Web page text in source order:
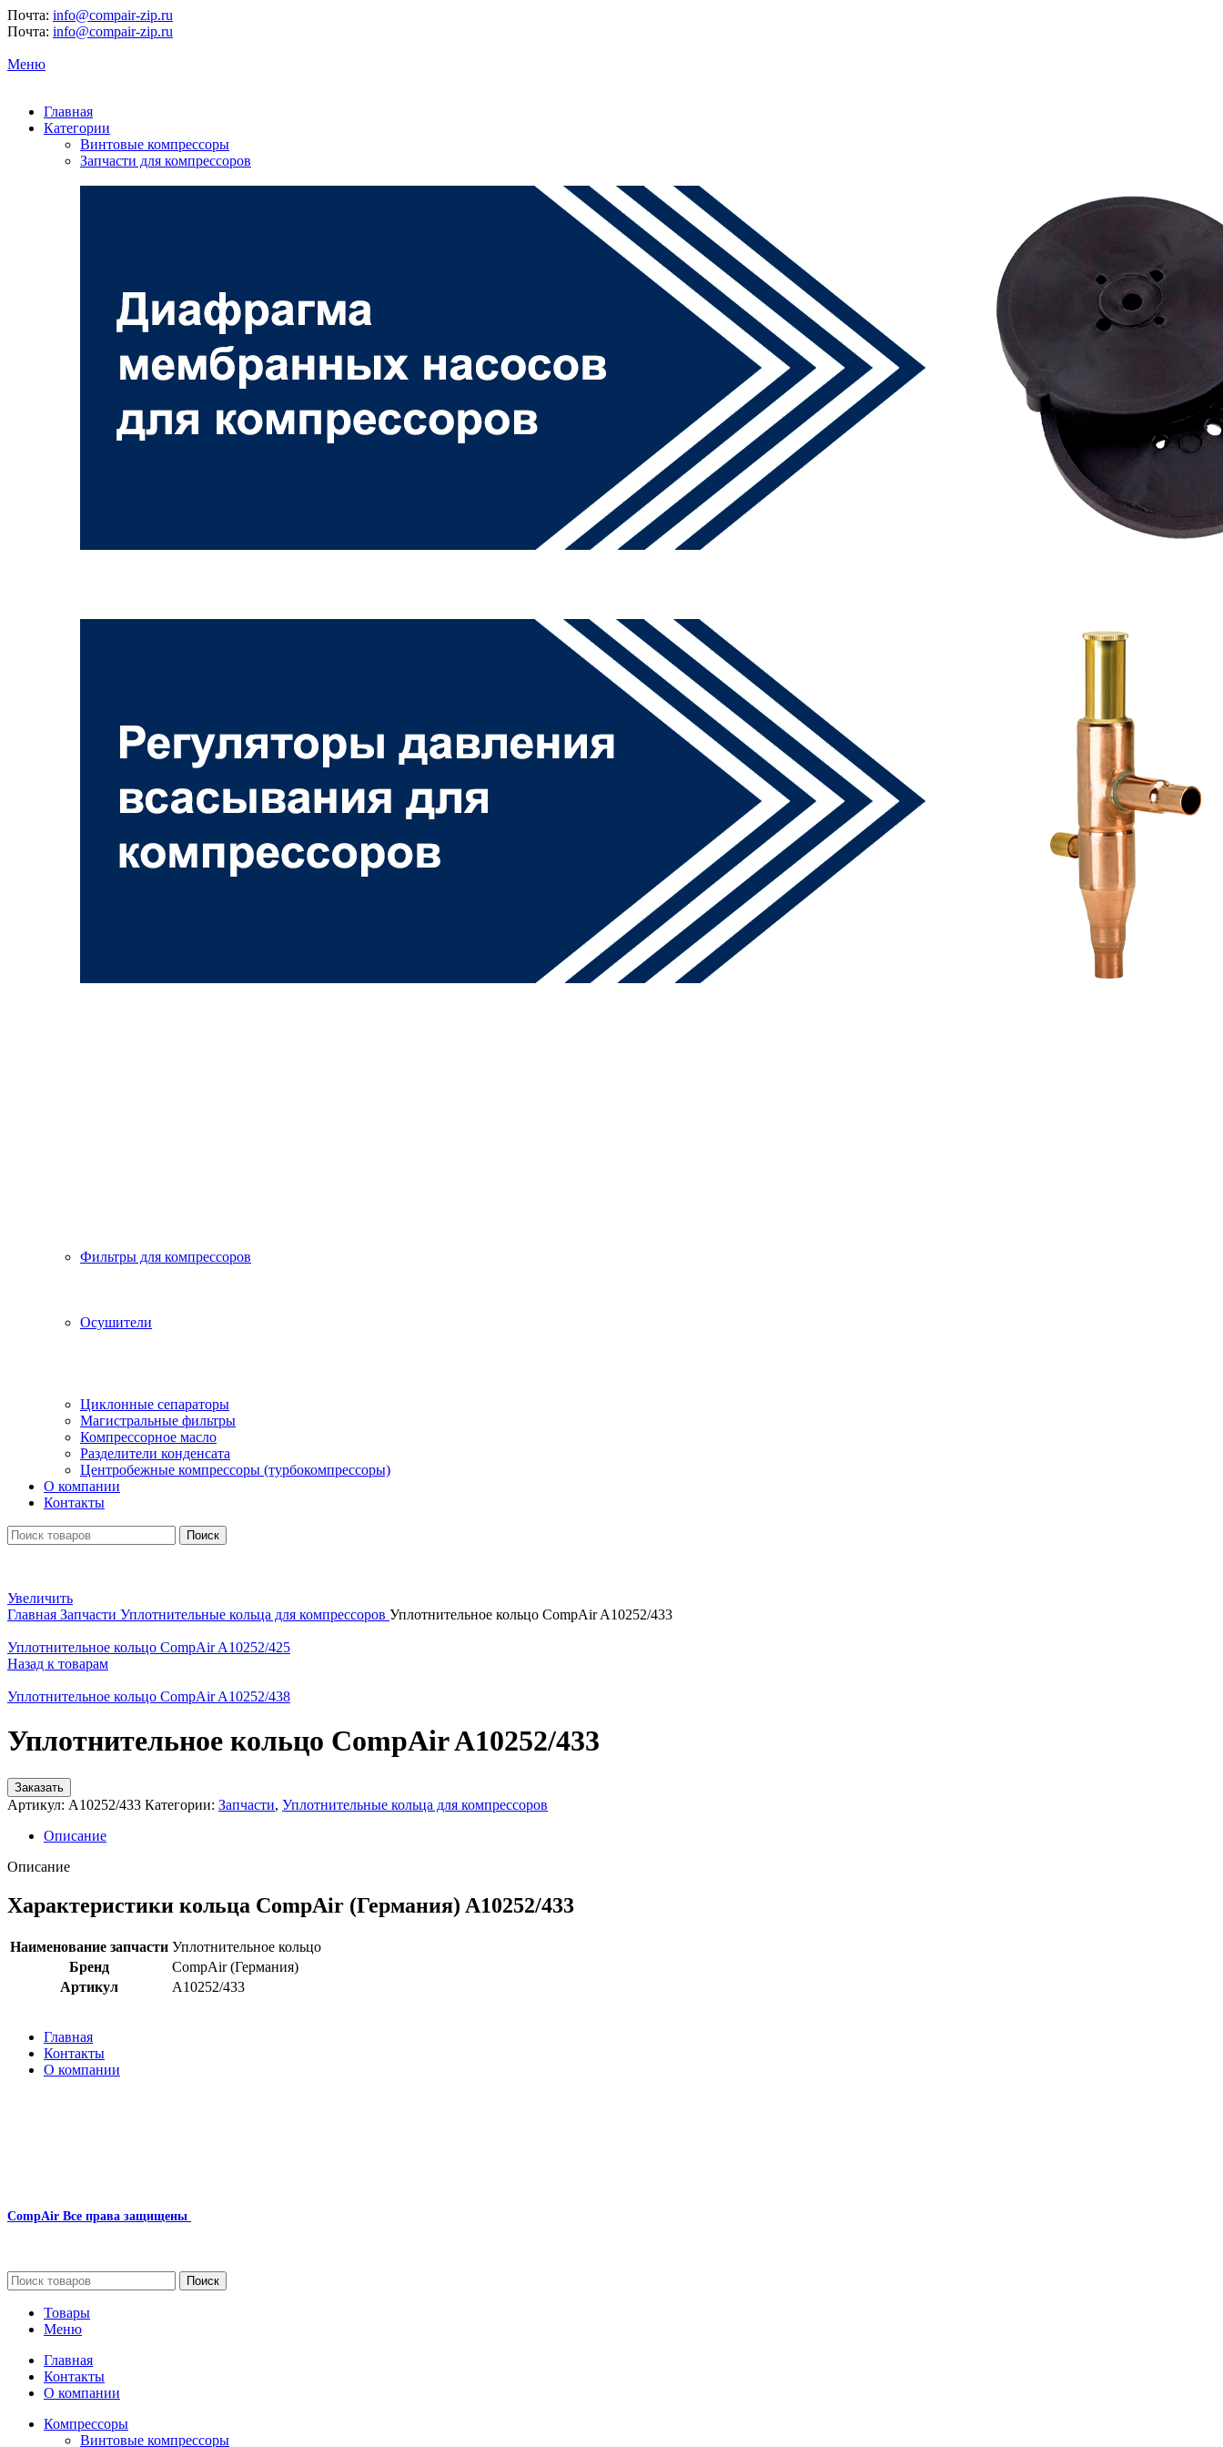
Почта: info@compair-zip.ru
Почта: info@compair-zip.ru
Меню
Главная
Категории
Винтовые компрессоры
Запчасти для компрессоров
Фильтры для компрессоров
Осушители
Циклонные сепараторы
Магистральные фильтры
Компрессорное масло
Разделители конденсата
Центробежные компрессоры (турбокомпрессоры)
О компании
Контакты
Поиск
Увеличить
Главная Запчасти Уплотнительные кольца для компрессоров Уплотнительное кольцо CompAir A10252/433
Уплотнительное кольцо CompAir A10252/425
Назад к товарам
Уплотнительное кольцо CompAir A10252/438
Уплотнительное кольцо CompAir A10252/433
Заказать
Артикул: A10252/433 Категории: Запчасти, Уплотнительные кольца для компрессоров
Описание
Описание
Характеристики кольца CompAir (Германия) A10252/433
Наименование запчасти Уплотнительное кольцо
Бренд
CompAir (Германия)
Артикул
A10252/433
Главная
Контакты
О компании
CompAir Все права защищены
Поиск
Товары
Меню
Главная
Контакты
О компании
Компрессоры
Винтовые компрессоры